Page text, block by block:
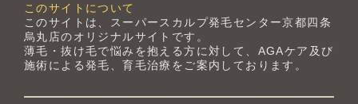
このサイトについて
このサイトは、スーパースカルプ発毛センター京都四条
烏丸店のオリジナルサイトです。
薄毛・抜け毛で悩みを抱える方に対して、AGAケア及び
施術による発毛、育毛治療をご案内しております。